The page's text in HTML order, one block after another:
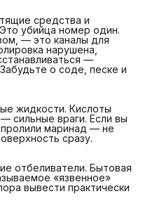
средства и
убийца номер один.
— это каналы для
нарушена,
—
о соде, песке и
жидкости. Кислоты
сильные враги. Если вы
маринад — не
сразу.
отбеливатели. Бытовая
«язвенное»
вывести практически